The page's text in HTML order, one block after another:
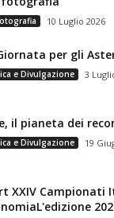
10 Luglio 2026
per gli
e Divulgazione 3
il pianeta dei
e Divulgazione 19
XXIV Campionati